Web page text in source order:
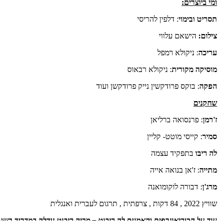
ומי ביוצרים:
תסריט ובימוי: דלפין להריסי
צילום: הישאם עלווי
עריכה: ניקולא רמפל
מוסיקה מקורית: ניקולא רבאוס
הפקה: בוקס פרודקשין נייק פרודקשן ועוד
שחקנים
ז'רמן: פרנסואה ברליאן
סמיר: קייסי מוטט- קליין
לה ריבו בתפקיד עצמה
מתייה: ז'אן בנואה אייה
מרג'ן: דבורה לוקומואנה
שוויץ 2022 , 84 דקות , צרפתית , תרגום לעברית ואנגלית